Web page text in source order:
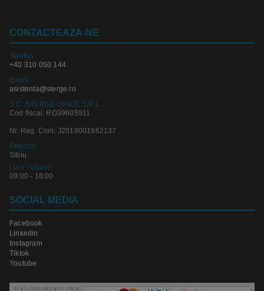
CONTACTEAZA-NE
Telefon:
+40 310 050 144
Email
asistenta@sterge.ro
S.C. STERGE ORICE S.R.L.
Cod fiscal: RO39605911
Nr. Reg. Com: J2018001962137
Depozit:
Sibiu
Luni - Vineri:
09:00 - 18:00
SOCIAL MEDIA
Facebook
Linkedin
Instagram
Tiktok
Youtube